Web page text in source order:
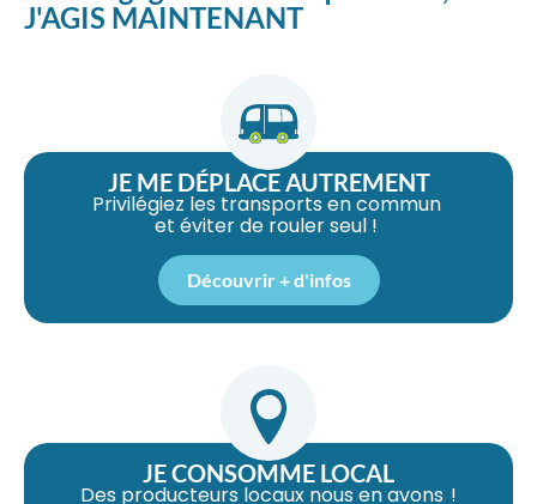
J'AGIS MAINTENANT
JE ME DÉPLACE AUTREMENT
Privilégiez les transports en commun
et éviter de rouler seul !
Découvrir + d'infos
JE CONSOMME LOCAL
Des producteurs locaux nous en avons !